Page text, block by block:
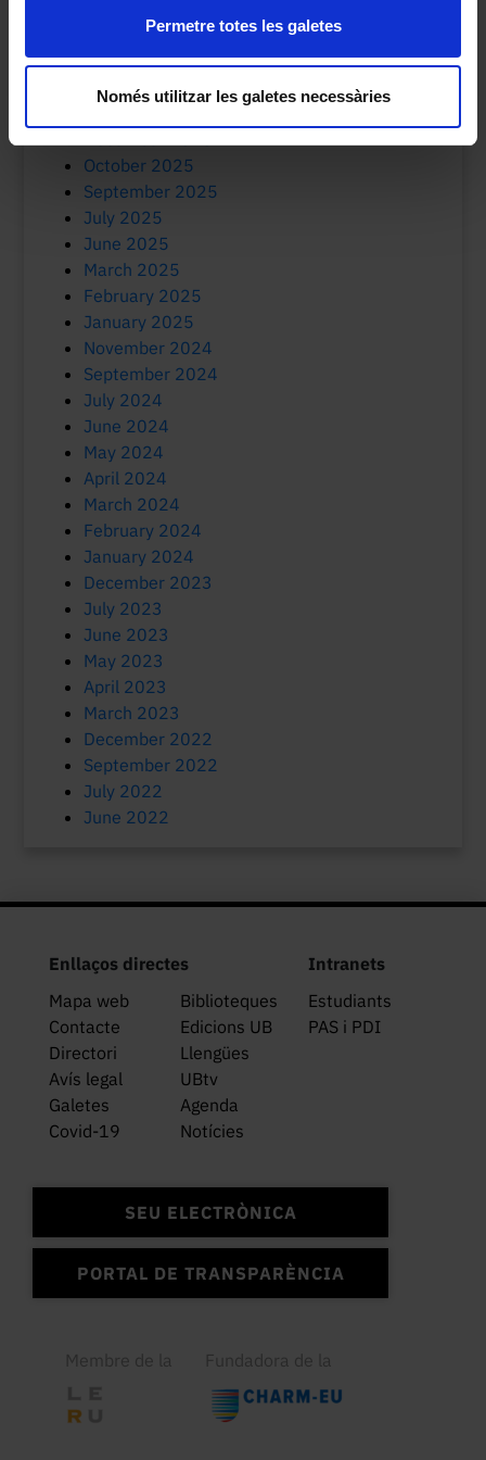
Permetre totes les galetes
Només utilitzar les galetes necessàries
July 2026
May 2026
March 2026
December 2025
October 2025
September 2025
July 2025
June 2025
March 2025
February 2025
January 2025
November 2024
September 2024
July 2024
June 2024
May 2024
April 2024
March 2024
February 2024
January 2024
December 2023
July 2023
June 2023
May 2023
April 2023
March 2023
December 2022
September 2022
July 2022
June 2022
Enllaços directes
Mapa web
Biblioteques
Contacte
Edicions UB
Directori
Llengües
Avís legal
UBtv
Galetes
Agenda
Covid-19
Notícies
Intranets
Estudiants
PAS i PDI
SEU ELECTRÒNICA
PORTAL DE TRANSPARÈNCIA
Membre de la Fundadora de la